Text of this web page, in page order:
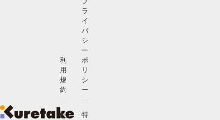
利
用
規
約
配
ラ
イ
バ
シ
ー
ポ
リ
シ
ー
特